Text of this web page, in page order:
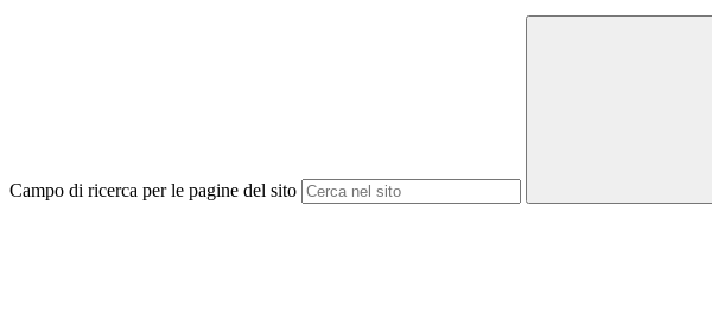
Campo di ricerca per le pagine del sito